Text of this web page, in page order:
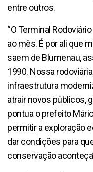
entre outros.
“O Terminal
ao mês. É por ali que
saem de Blumenau,
1990. Nossa
infraestrutura
atrair novos públicos,
pontua o prefeito
permitir a exploração
dar condições para
conservação